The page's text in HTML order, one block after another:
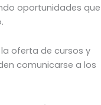
oportunidades que
oferta de cursos y
comunicarse a los